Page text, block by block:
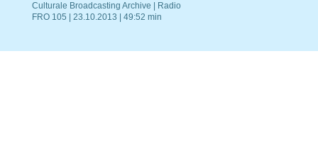
Culturale Broadcasting Archive | Radio
FRO 105 | 23.10.2013 | 49:52 min